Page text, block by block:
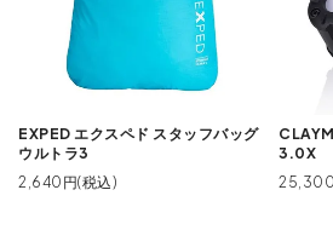
EXPED エクスペド スタッフバッグ
ウルトラ3
2,640円(税込)
3.0X
25,300